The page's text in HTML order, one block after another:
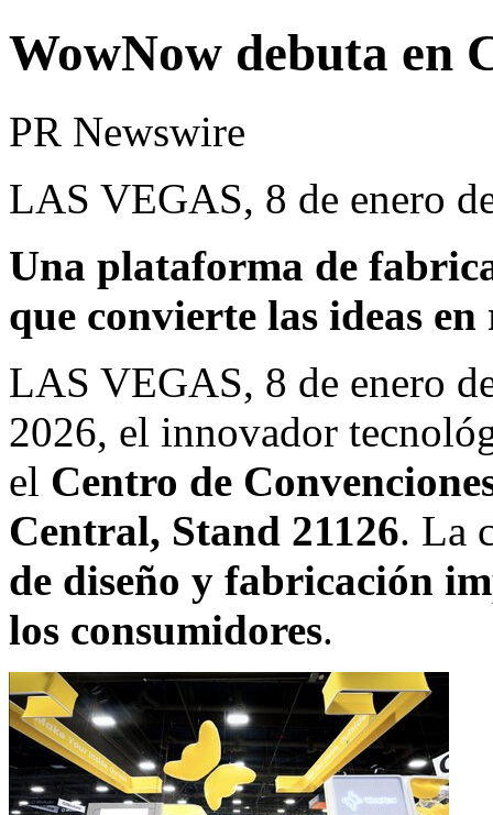
WowNow debuta en
PR Newswire
LAS VEGAS, 8 de enero
Una plataforma de
que convierte las ideas
LAS VEGAS, 8 de enero
2026, el innovador
el Centro de
Central, Stand 21126. La
de diseño y fabricación
los consumidores.